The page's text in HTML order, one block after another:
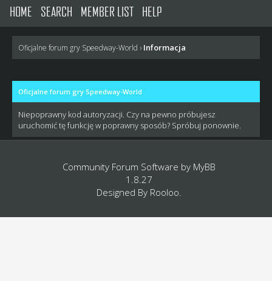
HOME SEARCH MEMBER LIST HELP
Oficjalne forum gry Speedway-World › Informacja
Oficjalne forum gry Speedway-World
Niepoprawny kod autoryzacji. Czy na pewno próbujesz
uruchomić tę funkcję w poprawny sposób? Spróbuj ponownie.
Community Forum Software by MyBB
1.8.27
Designed By Rooloo.